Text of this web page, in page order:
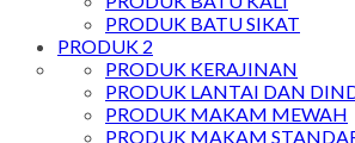
PRODUK BATU SIKAT
PRODUK 2
PRODUK KERAJINAN
PRODUK LANTAI DAN
PRODUK MAKAM MEWAH
PRODUK MAKAM